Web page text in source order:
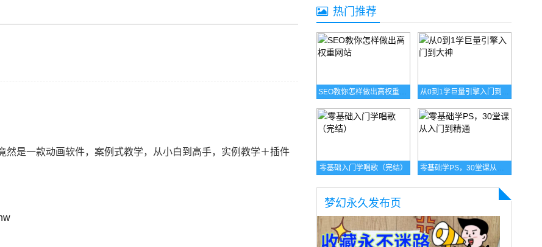
是一款动画软件，案例式教学，从小白到高手，实例教学＋插件
热门推荐
SEO教你怎样做出高权重网站 从0到1学巨量引擎入门到大神
零基础入门学唱歌（完结） 零基础学PS，30堂课从入门到精通
梦幻永久发布页